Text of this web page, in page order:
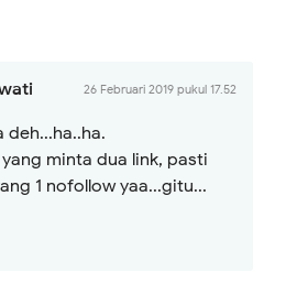
26 Februari 2019 pukul 17.52
deh...ha..ha.
minta dua link, pasti
1 nofollow yaa...gitu...